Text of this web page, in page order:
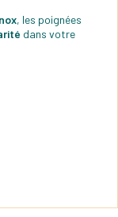
, les poignées
dans votre